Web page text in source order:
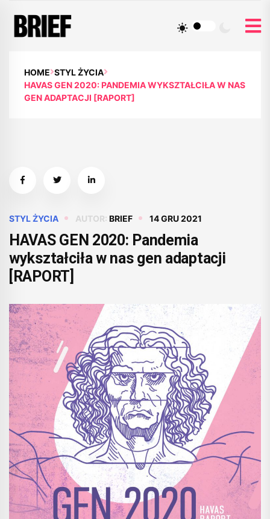
HOME STYL ŻYCIA
HAVAS GEN 2020: PANDEMIA WYKSZTAŁCIŁA W NAS
GEN ADAPTACJI [RAPORT]
STYL ŻYCIA AUTOR: BRIEF 14 GRU 2021
HAVAS GEN 2020: Pandemia
wykształciła w nas gen adaptacji
[RAPORT]